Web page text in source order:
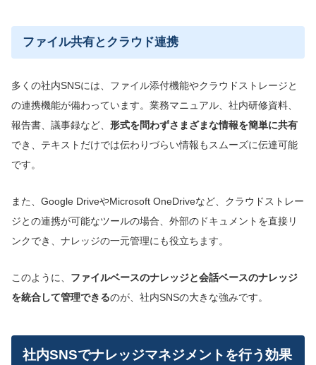
ファイル共有とクラウド連携
多くの社内SNSには、ファイル添付機能やクラウドストレージと
の連携機能が備わっています。業務マニュアル、社内研修資料、
報告書、議事録など、 形式を問わずさまざまな情報を簡単に共有
でき、テキストだけでは伝わりづらい情報もスムーズに伝達可能
です。
また、Google DriveやMicrosoft OneDriveなど、クラウドストレー
ジとの連携が可能なツールの場合、外部のドキュメントを直接リ
ンクでき、ナレッジの一元管理にも役立ちます。
このように、 ファイルベースのナレッジと会話ベースのナレッジ
を統合して管理できるのが、社内SNSの大きな強みです。
社内SNSでナレッジマネジメントを行う効果